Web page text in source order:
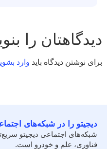
دیدگاهتان را
برای نوشتن دیدگاه باید وارد
دیجیتو را در شبکه‌های
شبکه‌های اجتماعی دیجیتو
فناوری، علم و خودرو است.